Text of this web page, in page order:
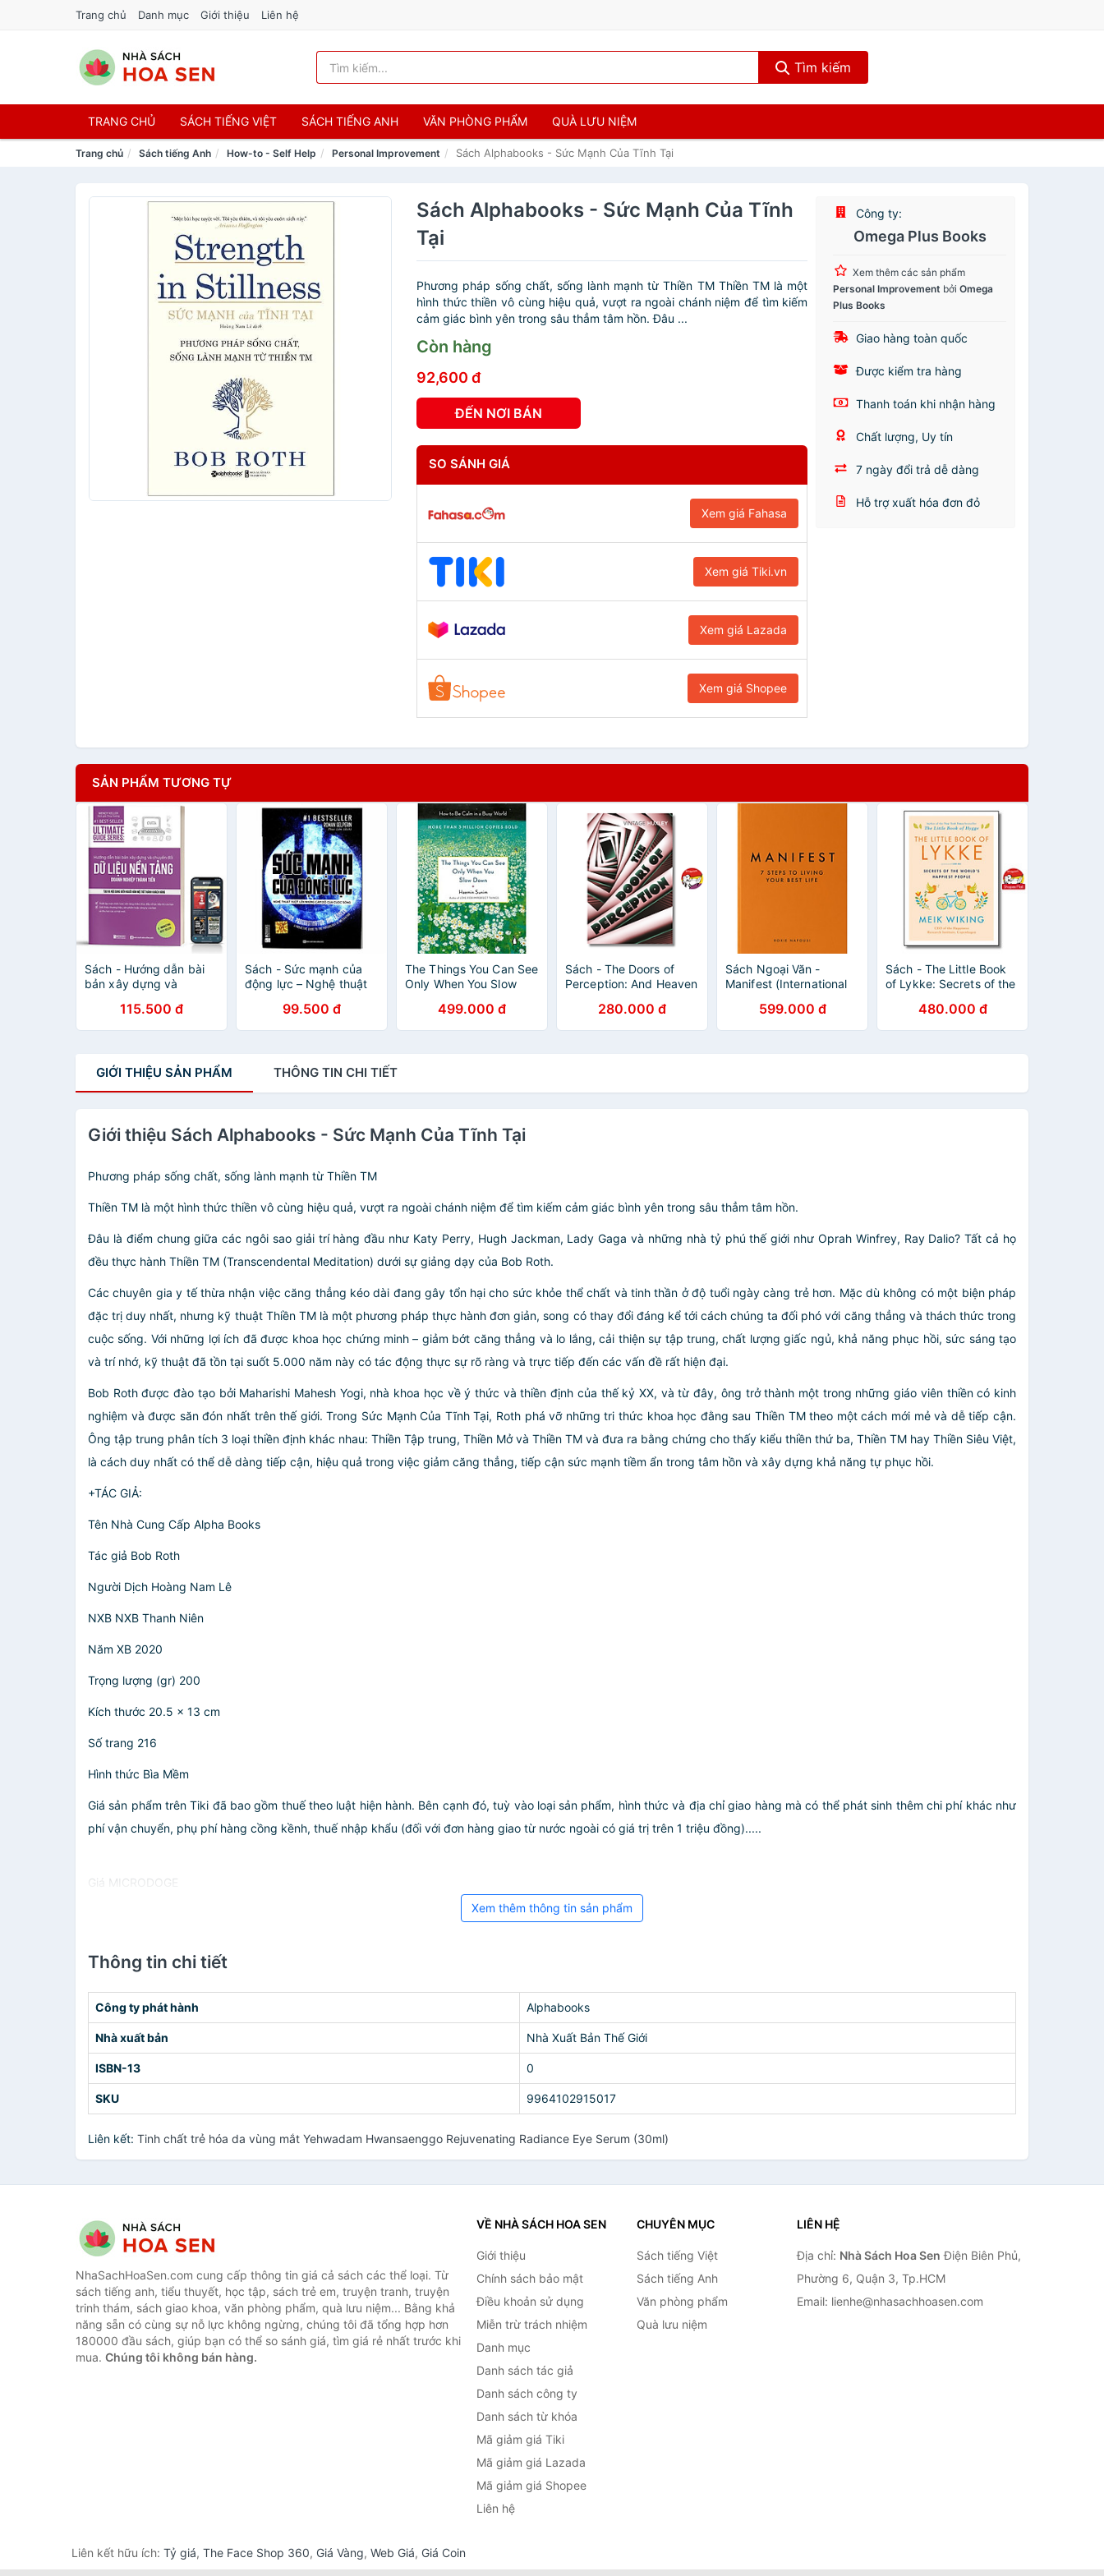
Trang chủ Danh mục Giới thiệu Liên hệ
Tìm kiếm
TRANG CHỦ SÁCH TIẾNG VIỆT SÁCH TIẾNG ANH VĂN PHÒNG PHẨM QUÀ LƯU NIỆM
Trang chủ Sách tiếng Anh How-to - Self Help Personal Improvement Sách Alphabooks - Sức Mạnh Của Tĩnh Tại
Sách Alphabooks - Sức Mạnh Của Tĩnh
Tại
Phương pháp sống chất, sống lành mạnh từ Thiền TM Thiền TM là một
hình thức thiền vô cùng hiệu quả, vượt ra ngoài chánh niệm để tìm kiếm
cảm giác bình yên trong sâu thẳm tâm hồn. Đâu ...
Còn hàng
92,600 đ
ĐẾN NƠI BÁN
SO SÁNH GIÁ
Xem giá Fahasa
Xem giá Tiki.vn
Xem giá Lazada
Xem giá Shopee
Công ty:
Omega Plus Books
Xem thêm các sản phẩm
Personal Improvement bởiOmega
Plus Books
Giao hàng toàn quốc
Được kiểm tra hàng
Thanh toán khi nhận hàng
Chất lượng, Uy tín
7 ngày đổi trả dễ dàng
Hỗ trợ xuất hóa đơn đỏ
SẢN PHẨM TƯƠNG TỰ
Sách - Hướng dẫn bài
bản xây dựng và
tảng doanh nghiệp
thành tiền
115.500 đ
Sách - Sức mạnh của
động lực – Nghệ thuật
của cuộc sống
99.500 đ
The Things You Can See
Only When You Slow
in a Busy World
499.000 đ
Sách - The Doors of
Perception: And Heaven
Huxley | Psychology
English Book
280.000 đ
Sách Ngoại Văn -
Manifest (International
Roxie Nafousi (Author))
599.000 đ
Sách - The Little Book
of Lykke: Secrets of the
(The Happiness Institute
Series) by Meik Wiking
480.000 đ
GIỚI THIỆU SẢN PHẨM THÔNG TIN CHI TIẾT
Giới thiệu Sách Alphabooks - Sức Mạnh Của Tĩnh Tại
Phương pháp sống chất, sống lành mạnh từ Thiền TM
Thiền TM là một hình thức thiền vô cùng hiệu quả, vượt ra ngoài chánh niệm để tìm kiếm cảm giác bình yên trong sâu thẳm tâm hồn.
Đâu là điểm chung giữa các ngôi sao giải trí hàng đầu như Katy Perry, Hugh Jackman, Lady Gaga và những nhà tỷ phú thế giới như Oprah Winfrey, Ray Dalio? Tất cả họ
đều thực hành Thiền TM (Transcendental Meditation) dưới sự giảng dạy của Bob Roth.
Các chuyên gia y tế thừa nhận việc căng thẳng kéo dài đang gây tổn hại cho sức khỏe thể chất và tinh thần ở độ tuổi ngày càng trẻ hơn. Mặc dù không có một biện pháp
đặc trị duy nhất, nhưng kỹ thuật Thiền TM là một phương pháp thực hành đơn giản, song có thay đổi đáng kể tới cách chúng ta đối phó với căng thẳng và thách thức trong
cuộc sống. Với những lợi ích đã được khoa học chứng minh – giảm bớt căng thẳng và lo lắng, cải thiện sự tập trung, chất lượng giấc ngủ, khả năng phục hồi, sức sáng tạo
và trí nhớ, kỹ thuật đã tồn tại suốt 5.000 năm này có tác động thực sự rõ ràng và trực tiếp đến các vấn đề rất hiện đại.
Bob Roth được đào tạo bởi Maharishi Mahesh Yogi, nhà khoa học về ý thức và thiền định của thế kỷ XX, và từ đây, ông trở thành một trong những giáo viên thiền có kinh
nghiệm và được săn đón nhất trên thế giới. Trong Sức Mạnh Của Tĩnh Tại, Roth phá vỡ những tri thức khoa học đằng sau Thiền TM theo một cách mới mẻ và dễ tiếp cận.
Ông tập trung phân tích 3 loại thiền định khác nhau: Thiền Tập trung, Thiền Mở và Thiền TM và đưa ra bằng chứng cho thấy kiểu thiền thứ ba, Thiền TM hay Thiền Siêu Việt,
là cách duy nhất có thể dễ dàng tiếp cận, hiệu quả trong việc giảm căng thẳng, tiếp cận sức mạnh tiềm ẩn trong tâm hồn và xây dựng khả năng tự phục hồi.
+TÁC GIẢ:
Tên Nhà Cung Cấp Alpha Books
Tác giả Bob Roth
Người Dịch Hoàng Nam Lê
NXB NXB Thanh Niên
Năm XB 2020
Trọng lượng (gr) 200
Kích thước 20.5 x 13 cm
Số trang 216
Hình thức Bìa Mềm
Giá sản phẩm trên Tiki đã bao gồm thuế theo luật hiện hành. Bên cạnh đó, tuỳ vào loại sản phẩm, hình thức và địa chỉ giao hàng mà có thể phát sinh thêm chi phí khác như
phí vận chuyển, phụ phí hàng cồng kềnh, thuế nhập khẩu (đối với đơn hàng giao từ nước ngoài có giá trị trên 1 triệu đồng).....
Giá MICRODOGE
Xem thêm thông tin sản phẩm
Thông tin chi tiết
Công ty phát hành Alphabooks
Nhà xuất bản Nhà Xuất Bản Thế Giới
ISBN-13 0
SKU 9964102915017
Liên kết: Tinh chất trẻ hóa da vùng mắt Yehwadam Hwansaenggo Rejuvenating Radiance Eye Serum (30ml)
NhaSachHoaSen.com cung cấp thông tin giá cả sách các thể loại. Từ
sách tiếng anh, tiểu thuyết, học tập, sách trẻ em, truyện tranh, truyện
trinh thám, sách giao khoa, văn phòng phẩm, quà lưu niệm... Bằng khả
năng sẵn có cùng sự nỗ lực không ngừng, chúng tôi đã tổng hợp hơn
180000 đầu sách, giúp bạn có thể so sánh giá, tìm giá rẻ nhất trước khi
mua. Chúng tôi không bán hàng.
VỀ NHÀ SÁCH HOA SEN
Giới thiệu
Chính sách bảo mật
Điều khoản sử dụng
Miễn trừ trách nhiệm
Danh mục
Danh sách tác giả
Danh sách công ty
Danh sách từ khóa
Mã giảm giá Tiki
Mã giảm giá Lazada
Mã giảm giá Shopee
Liên hệ
CHUYÊN MỤC
Sách tiếng Việt
Sách tiếng Anh
Văn phòng phẩm
Quà lưu niệm
LIÊN HỆ
Địa chỉ: Nhà Sách Hoa Sen Điện Biên Phủ,
Phường 6, Quận 3, Tp.HCM
Email: lienhe@nhasachhoasen.com
Liên kết hữu ích: Tỷ giá, The Face Shop 360, Giá Vàng, Web Giá, Giá Coin